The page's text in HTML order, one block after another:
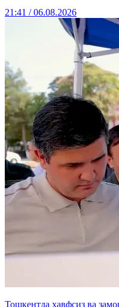
21:41 / 06.08.2026
Тошкентда хавфсиз ва